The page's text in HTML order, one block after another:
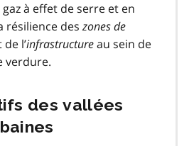
à effet de serre et en
résilience deszones de
l’infrastructureau sein de
verdure.
des vallées